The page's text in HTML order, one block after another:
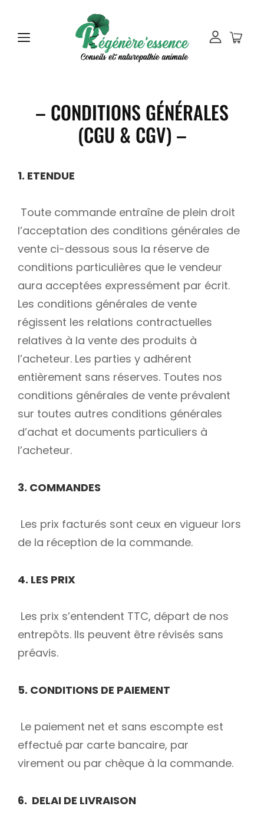
– CONDITIONS GÉNÉRALES
(CGU & CGV) –
1. ETENDUE
Toute commande entraîne de plein droit
l’acceptation des conditions générales de
vente ci-dessous sous la réserve de
conditions particulières que le vendeur
aura acceptées expressément par écrit.
Les conditions générales de vente
régissent les relations contractuelles
relatives à la vente des produits à
l’acheteur. Les parties y adhérent
entièrement sans réserves. Toutes nos
conditions générales de vente prévalent
sur toutes autres conditions générales
d’achat et documents particuliers à
l’acheteur.
3. COMMANDES
Les prix facturés sont ceux en vigueur lors
de la réception de la commande.
4. LES PRIX
Les prix s’entendent TTC, départ de nos
entrepôts. Ils peuvent être révisés sans
préavis.
5. CONDITIONS DE PAIEMENT
Le paiement net et sans escompte est
effectué par carte bancaire, par
virement ou par chèque à la commande.
6. DELAI DE LIVRAISON